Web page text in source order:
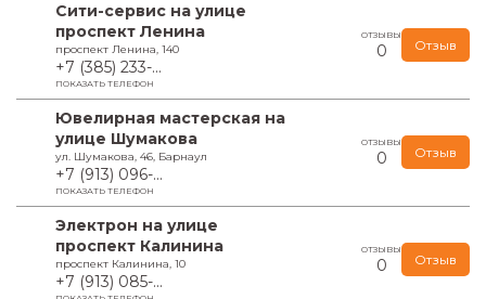
Сити-сервис на улице
проспект Ленина
проспект Ленина, 140
+7 (385) 233-...
ПОКАЗАТЬ ТЕЛЕФОН
ОТЗЫВЫ
0 Отзыв
Ювелирная мастерская на
улице Шумакова
ул. Шумакова, 46, Барнаул
+7 (913) 096-...
ПОКАЗАТЬ ТЕЛЕФОН
ОТЗЫВЫ
0 Отзыв
Электрон на улице
проспект Калинина
проспект Калинина, 10
+7 (913) 085-...
ОТЗЫВЫ
0 Отзыв